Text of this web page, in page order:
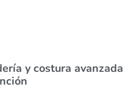
y costura avanzada